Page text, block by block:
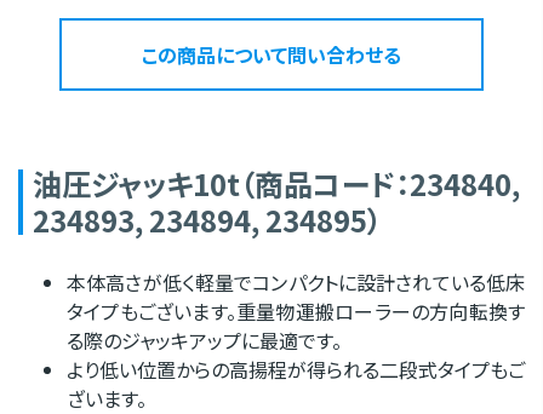
この商品について問い合わせる
油圧ジャッキ10t（商品コード：234840,
234893, 234894, 234895）
本体高さが低く軽量でコンパクトに設計されている低床
タイプもございます。重量物運搬ローラーの方向転換す
る際のジャッキアップに最適です。
より低い位置からの高揚程が得られる二段式タイプもご
ざいます。